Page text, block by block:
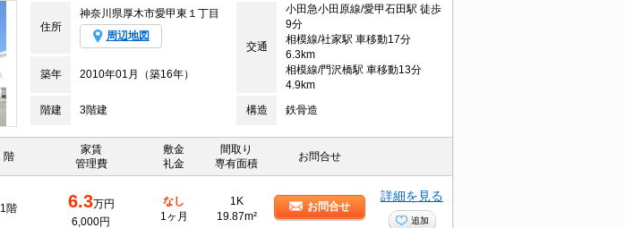
住所
神奈川県厚木市愛甲東１丁目
周辺地図
交通
小田急小田原線/愛甲石田駅 徒歩
9分
相模線/社家駅 車移動17分
6.3km
相模線/門沢橋駅 車移動13分
4.9km
築年 2010年01月（築16年）
階建 3階建 構造 鉄骨造
階
家賃
管理費
敷金
礼金
間取り
専有面積
お問合せ
1階 6.3万円
6,000円
なし
1ヶ月
1K
19.87m²
お問合せ
詳細を見る
追加